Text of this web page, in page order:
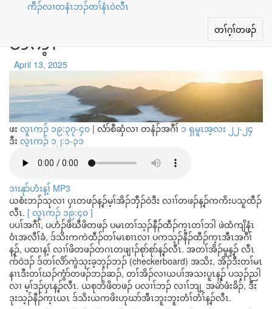
ကိိၣ်လၢတနံၤဘၣ်တၢ်နံၤ၀ဲလီၤ
Toggle
navigation
တၢ်ဂ့ၢ်တဖၣ်
ဒိကနၣ် လၢၢ်တဖၣ်အတၢ်ကိးပသူ
တက့ၢ်
April 13, 2025
ဖး လူၤကၣ် ၁၉:၃၇-၄၀ | လံာ်စီဆှံလၢ တနံၣ်အဂီၢ် ၁ ရှမူၤအ့လး ၂၂-၂၄
ဒီး လူၤကၣ် ၁၂:၁-၃၁
ဒၢးနုာ်ဟံးန့ၢ် MP3
ယစံးဘၣ်သုလၢ ပှၤတဖၣ်န့ၣ်မ့ၢ်အိၣ်ဘှီၣ်ဝဲဒီး လၢၢ်တဖၣ်န့ၣ်ကကိးပသူထီၣ်
လီၤ. [ လူၤကၣ် ၁၉:၄၀ ]
ပပၢ်အဂီၢ်, ပဟံၣ်ဖိဃီဖိတဖၣ် ပမၤတၢ်သ့ၣ်နီၣ်ထီၣ်က့ၤတၢ်ဘါ ဖဲထံကျိနံၤ
ဝံၤအလီၢ်ခံ, ဒ်သိးကကဲထီၣ်တၢ်မၤစၢၤလၢ ပကသ့ၣ်နီၣ်ထီၣ်က့ၤအီၤအဂီၢ်
န့ၣ်, ပထၢန့ၢ် လၢၢ်ဖိတဖၣ်တဂၤတဖျၢၣ်စုာ်စုာ်န့ၣ်လီၤ. အတၢ်အိၣ်မူန့ၣ် လီၤ
ဂာ်ဝဲဒၣ် ဒ်တၢ်လိာ်ကွဲသုးခ့ဘ့ၣ်ဘၣ် (checkerboard) အသိး, အိၣ်ဒီးတၢ်မၤ
နၢၤဒီးတၢ်ဃၣ်ကွံာ်တဖၣ်ဘၣ်ဆၣ်, တၢ်အိၣ်လၢယပၢ်အသးပူၤန့ၣ် ပသ့ၣ်ညါ
လၢ မ့ၢ်ဒၣ်ပှၤန့ၣ်လီၤ. ယစုဘိဖိတဖၣ် ပလၢၢ်ဘၣ် လၢၢ်ဘျ့ အမဲာ်ဖံးခိၣ်, ဒီး
ဒုးသ့ၣ်နီၣ်က့ၤယၤ ဒ်သိးယကဖိးဟုဃာ်အီၤဘူးဘူးတံၢ်တံၢ်န့ၣ်လီၤ.